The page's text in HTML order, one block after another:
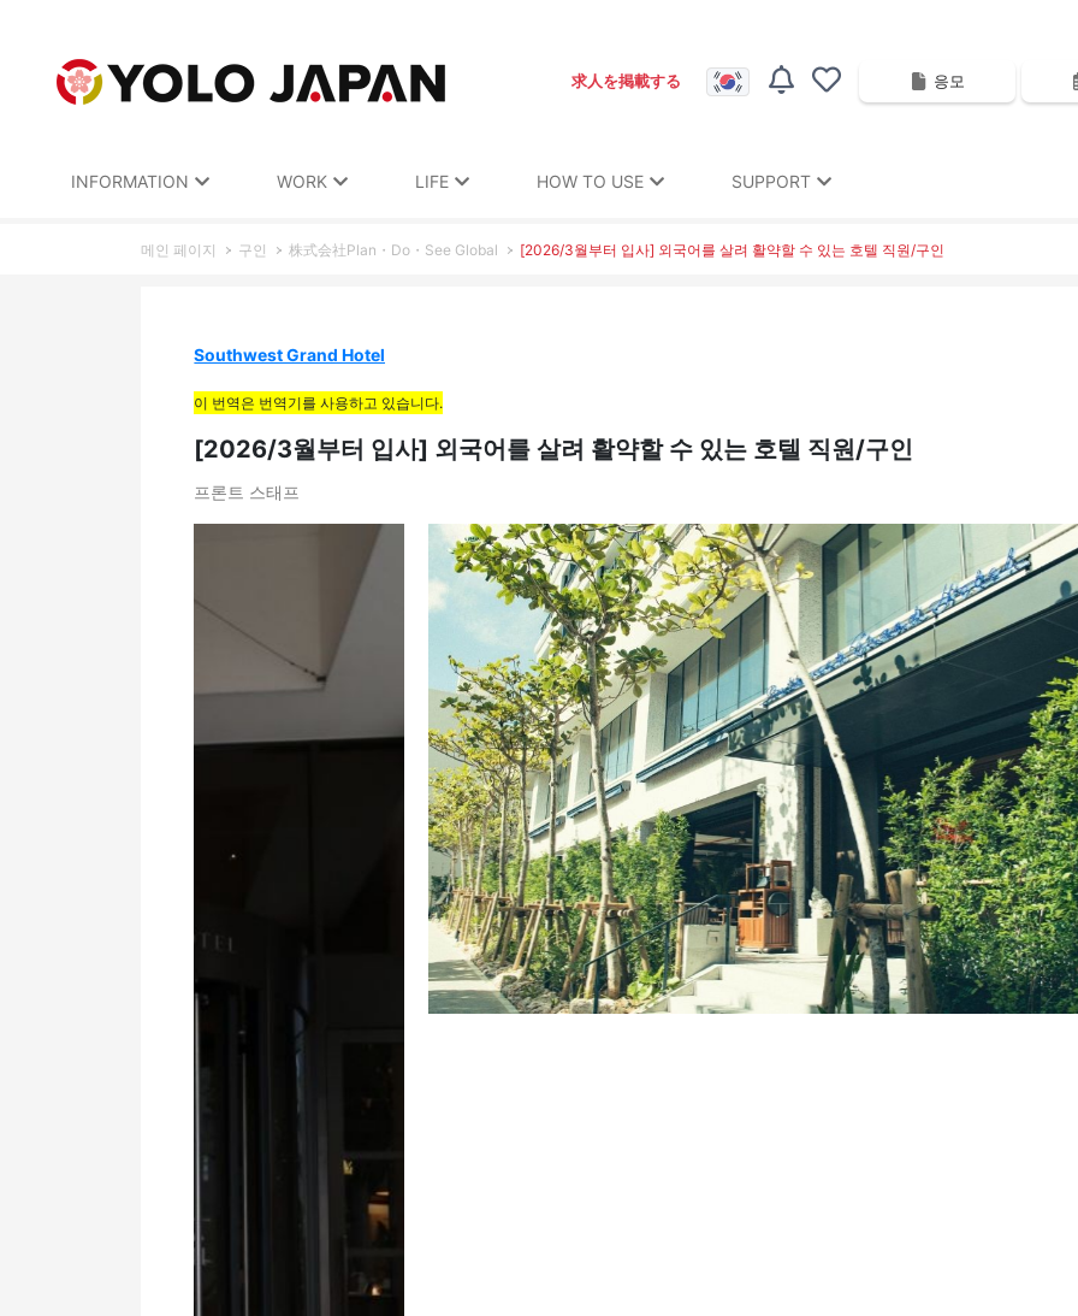
求人を掲載する 응모
INFORMATION WORK LIFE HOW TO USE SUPPORT
메인 페이지 구인 株式会社Plan・Do・See Global [2026/3월부터 입사] 외국어를 살려 활약할 수 있는 호텔 직원/구인
Southwest Grand Hotel
이 번역은 번역기를 사용하고 있습니다.
[2026/3월부터 입사] 외국어를 살려 활약할 수 있는 호텔 직원/구인
프론트 스태프